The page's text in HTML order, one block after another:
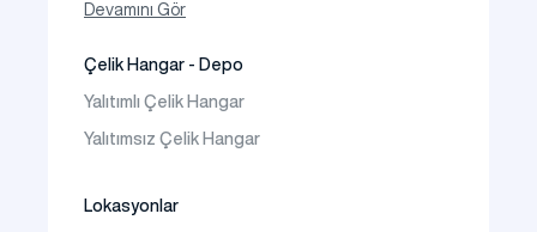
Konteyner Ev
Devamını Gör
Çelik Hangar - Depo
Yalıtımlı Çelik Hangar
Yalıtımsız Çelik Hangar
Lokasyonlar